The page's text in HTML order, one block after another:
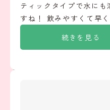
続きを見る
ティックタイプで水に
すね！ 飲みやすくて早